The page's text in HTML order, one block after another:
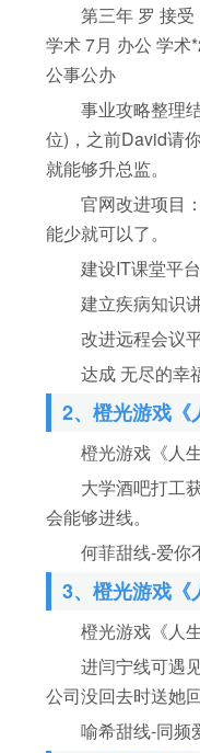
第三年 罗 接受 1
学术 7月 办公 学术
公事公办
事业攻略整理结
位)，之前David请
就能够升总监。
官网改进项目：
能少就可以了。
建设IT课堂平台
建立疾病知识讲
改进远程会议平
达成 无尽的幸
2、橙光游戏《
橙光游戏《人生
大学酒吧打工获
会能够进线。
何菲甜线-爱你不
3、橙光游戏《
橙光游戏《人生
进闫宁线可遇见
公司没回去时送她
喻希甜线-同频爱